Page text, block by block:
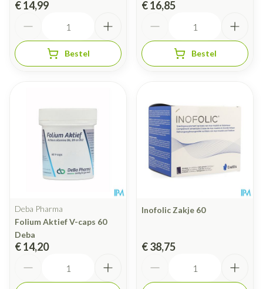
€ 14,99
Bestel
€ 16,85
Bestel
Deba Pharma
Folium Aktief V-caps 60
Deba
€ 14,20
Inofolic Zakje 60
€ 38,75